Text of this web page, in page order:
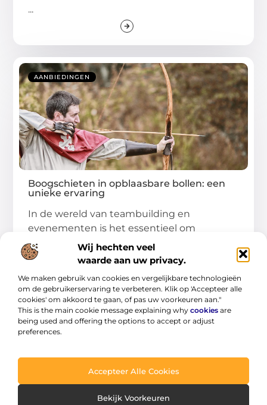
Wij hechten veel
waarde aan uw privacy.
We maken gebruik van cookies en vergelijkbare technologieën
om de gebruikerservaring te verbeteren. Klik op 'Accepteer alle
cookies' om akkoord te gaan, of pas uw voorkeuren aan."
This is the main cookie message explaining whycookies are
being used and offering the options to accept or adjust
preferences.
Accepteer Alle Cookies
Bekijk Voorkeuren
...
AANBIEDINGEN
Boogschieten in opblaasbare bollen: een
unieke ervaring
In de wereld van teambuilding en
evenementen is het essentieel om
activiteiten aan te bieden